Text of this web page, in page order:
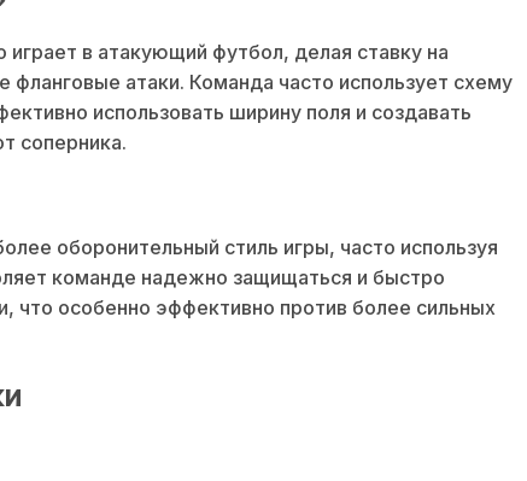
играет в атакующий футбол, делая ставку на
фланговые атаки. Команда часто использует схему
использовать ширину поля и создавать
соперника.
оборонительный стиль игры, часто используя
команде надежно защищаться и быстро
что особенно эффективно против более сильных